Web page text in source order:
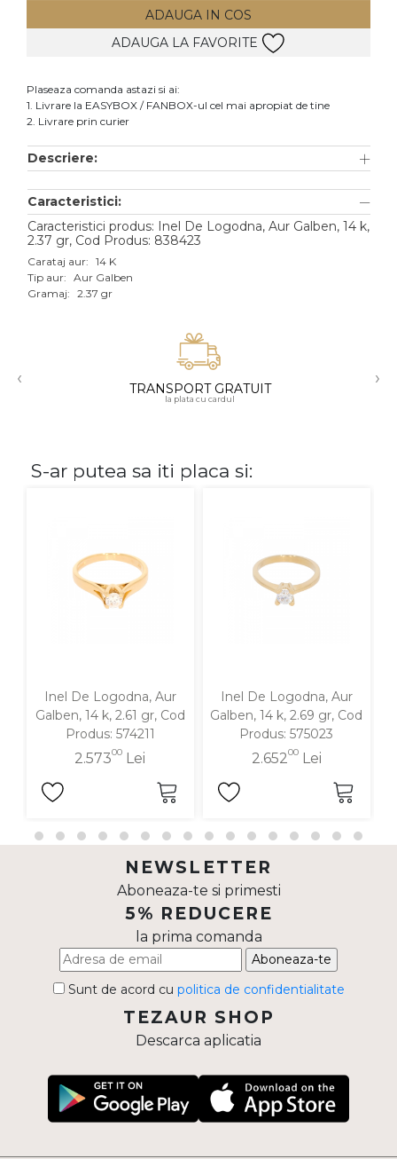
Accesorii
Aur alb
Aur roz
Aur mixt
18K
ADAUGA IN COS
ADAUGA LA FAVORITE
Plaseaza comanda astazi si ai:
1. Livrare la EASYBOX / FANBOX-ul cel mai apropiat de tine
2. Livrare prin curier
Descriere:
Caracteristici:
Caracteristici produs: Inel De Logodna, Aur Galben, 14 k,
2.37 gr, Cod Produs: 838423
Carataj aur: 14 K
Tip aur: Aur Galben
Gramaj: 2.37 gr
‹ TRANSPORT GRATUIT
la plata cu cardul
›
S-ar putea sa iti placa si:
Inel De Logodna, Aur
Galben, 14 k, 2.61 gr, Cod
Produs: 574211
2.57300 Lei
Inel De Logodna, Aur
Galben, 14 k, 2.69 gr, Cod
Produs: 575023
2.65200Lei
NEWSLETTER
Aboneaza-te si primesti
5% REDUCERE
la prima comanda
Aboneaza-te
Sunt de acord cu politica de confidentialitate
TEZAUR SHOP
Descarca aplicatia